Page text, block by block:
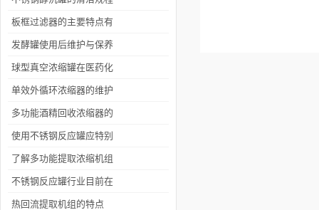
板框过滤器的主要特点有
哪些
发酵罐使用后维护与保养
的九大要点
球型真空浓缩罐在医药化
工领域中的优化设计与性
能优势分析
单效外循环浓缩器的维护
保养方法
多功能酒精回收浓缩器的
使用注意事项有哪些？
使用不锈钢反应罐应特别
注意哪些方面
了解多功能提取浓缩机组
使用的好处
不锈钢反应罐行业目前在
国内的发展现状
热回流提取机组的特点